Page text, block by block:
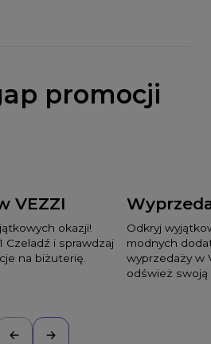
promocji
VEZZI
okazji!
Czeladź i sprawdzaj
na biżuterię.
Odkryj
modnych
wyprzedaży w
odśwież swoją